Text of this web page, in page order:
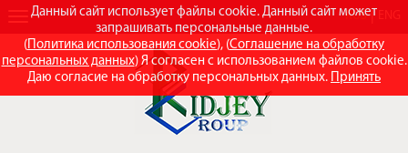
Данный сайт использует файлы cookie. Данный сайт может
запрашивать персональные данные.
(Политика использования cookie), (Соглашение на обработку
персональных данных) Я согласен с использованием файлов cookie.
Даю согласие на обработку персональных данных. Принять
RUS